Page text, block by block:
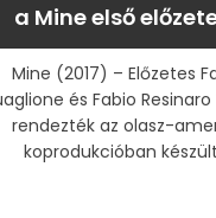
a Mine első
Mine (2017) – Előzetes
és Fabio
rendezték az olasz-
koprodukcióban